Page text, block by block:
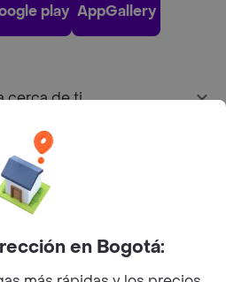
play AppGallery
cerca de ti
en Bogotá: